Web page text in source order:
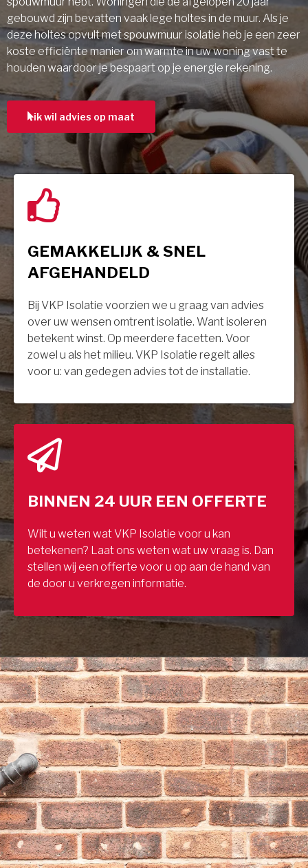
gebouwd zijn bevatten vaak lege holtes in de muur. Als je
deze holtes opvult met spouwmuur isolatie heb je een zeer
koste efficiënte manier om warmte in uw woning vast te
houden waardoor je bespaart op je energie rekening.
ik wil advies op maat
GEMAKKELIJK & SNEL
AFGEHANDELD
Bij VKP Isolatie voorzien we u graag van advies
over uw wensen omtrent isolatie. Want isoleren
betekent winst. Op meerdere facetten. Voor
zowel u als het milieu. VKP Isolatie regelt alles
voor u: van gedegen advies tot de installatie.
BINNEN 24 UUR EEN OFFERTE
Wilt u weten wat VKP Isolatie voor u kan
betekenen? Laat ons weten wat uw vraag is. Dan
stellen wij een offerte voor u op aan de hand van
de door u verkregen informatie.